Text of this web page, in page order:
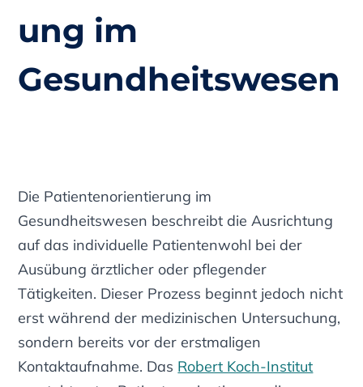
ung im
Gesundheitswesen
Die Patientenorientierung im
Gesundheitswesen beschreibt die Ausrichtung
auf das individuelle Patientenwohl bei der
Ausübung ärztlicher oder pflegender
Tätigkeiten. Dieser Prozess beginnt jedoch nicht
erst während der medizinischen Untersuchung,
sondern bereits vor der erstmaligen
Kontaktaufnahme. Das Robert Koch-Institut